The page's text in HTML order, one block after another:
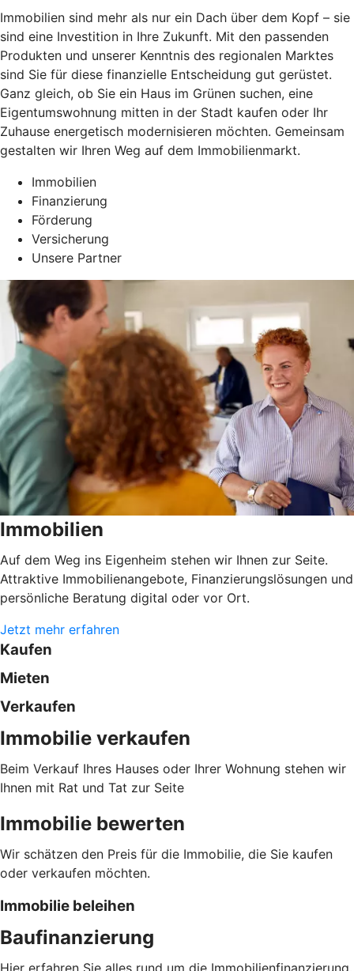
Immobilien sind mehr als nur ein Dach über dem Kopf – sie
sind eine Investition in Ihre Zukunft. Mit den passenden
Produkten und unserer Kenntnis des regionalen Marktes
sind Sie für diese finanzielle Entscheidung gut gerüstet.
Ganz gleich, ob Sie ein Haus im Grünen suchen, eine
Eigentumswohnung mitten in der Stadt kaufen oder Ihr
Zuhause energetisch modernisieren möchten. Gemeinsam
gestalten wir Ihren Weg auf dem Immobilienmarkt.
Immobilien
Finanzierung
Förderung
Versicherung
Unsere Partner
Immobilien
Auf dem Weg ins Eigenheim stehen wir Ihnen zur Seite.
Attraktive Immobilienangebote, Finanzierungslösungen und
persönliche Beratung digital oder vor Ort.
Jetzt mehr erfahren
Kaufen
Mieten
Verkaufen
Immobilie verkaufen
Beim Verkauf Ihres Hauses oder Ihrer Wohnung stehen wir
Ihnen mit Rat und Tat zur Seite
Immobilie bewerten
Wir schätzen den Preis für die Immobilie, die Sie kaufen
oder verkaufen möchten.
Immobilie beleihen
Baufinanzierung